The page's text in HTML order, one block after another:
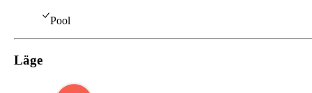
Pool
Läge